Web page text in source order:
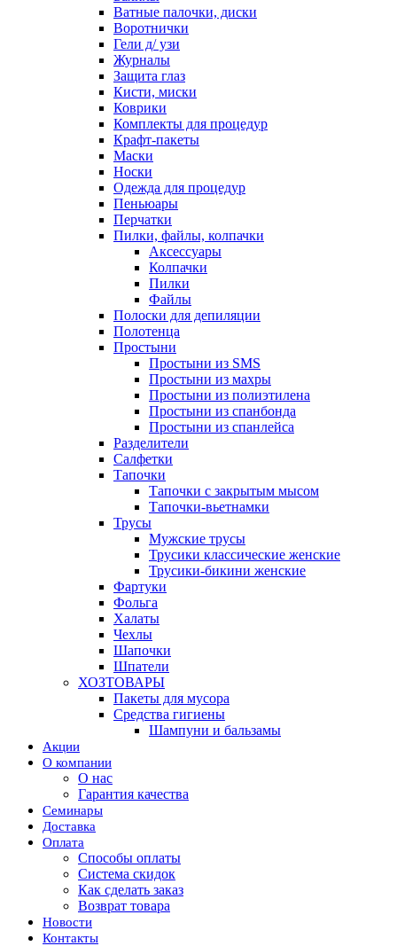
Ватные палочки, диски
Воротнички
Гели д/ узи
Журналы
Защита глаз
Кисти, миски
Коврики
Комплекты для процедур
Крафт-пакеты
Маски
Носки
Одежда для процедур
Пеньюары
Перчатки
Пилки, файлы, колпачки
Аксессуары
Колпачки
Пилки
Файлы
Полоски для депиляции
Полотенца
Простыни
Простыни из SMS
Простыни из махры
Простыни из полиэтилена
Простыни из спанбонда
Простыни из спанлейса
Разделители
Салфетки
Тапочки
Тапочки с закрытым мысом
Тапочки-вьетнамки
Трусы
Мужские трусы
Трусики классические женские
Трусики-бикини женские
Фартуки
Фольга
Халаты
Чехлы
Шапочки
Шпатели
ХОЗТОВАРЫ
Пакеты для мусора
Средства гигиены
Шампуни и бальзамы
Акции
О компании
О нас
Гарантия качества
Семинары
Доставка
Оплата
Способы оплаты
Система скидок
Как сделать заказ
Возврат товара
Новости
Контакты